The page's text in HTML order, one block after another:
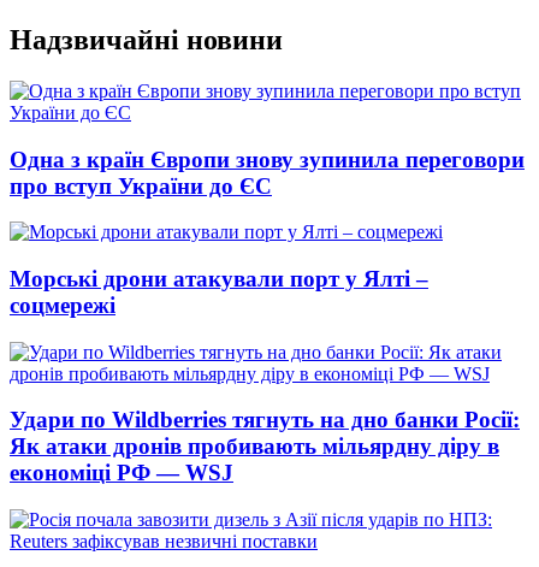
Перейти
до
вмісту
Надзвичайні новини
Одна з країн Європи знову зупинила переговори
про вступ України до ЄС
Морські дрони атакували порт у Ялті –
соцмережі
Удари по Wildberries тягнуть на дно банки Росії:
Як атаки дронів пробивають мільярдну діру в
економіці РФ — WSJ